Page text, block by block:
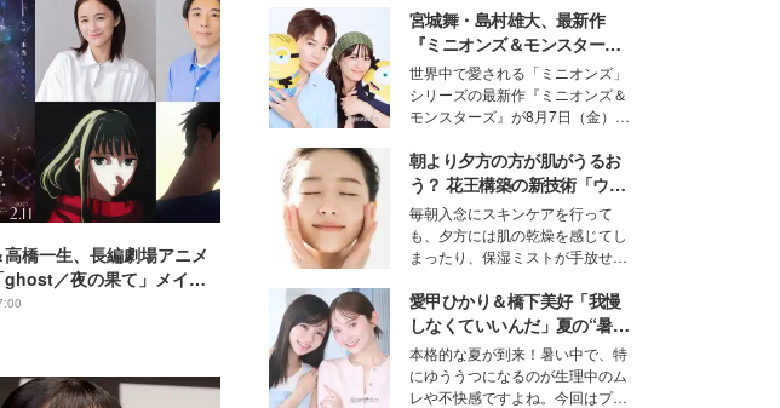
橋一生、長編劇場アニメ
ghost／夜の果て」メイン
に決定「子どもの頃に抱
にはできない沢山の感情
ションの完成度を高めるベースと
して、“髪そのものの美しさ”に改
めて注目する人が増えている様
子。今回は、そんな憧れの艶やか
な髪を日常で叶える、美容好きの
女性たちのヘアケア事情を紹介し
ます。
宮城舞・島村雄大、最新作
『ミニオンズ＆モンスター
ズ』の魅力熱弁 ハチャメチャ
だけじゃない“友情と絆”に感
動
世界中で愛される「ミニオンズ」
シリーズの最新作『ミニオンズ＆
モンスターズ』が8月7日（金）に
ニオン好き”という共通点を持つモ
デルの宮城舞と島村雄大の特別対
談をお届け！それぞれの視点か
ら、今作ならではの魅力や予想外
の感動をもたらす奥深いストーリ
ーについて熱く語り合ってもらっ
た。
朝より夕方の方が肌がうるお
う？ 花王構築の新技術「ウォ
ーターキャプチャリングスキ
ン（捕水肌）」がスキンケア
の常識を変える予感
毎朝入念にスキンケアを行って
も、夕方には肌の乾燥を感じてし
まったり、保湿ミストが手放せな
な美容の常識を大きく変える可能
性を秘めた、革新的な「Water
Capturing Skin（ウォーターキャ
プチャリングスキン：捕水肌）」
技術を、花王が構築した。
愛甲ひかり＆橋下美好「我慢
しなくていいんだ」夏の“暑さ
対策”の新しい選択肢とは？
本格的な夏が到来！暑い中で、特
にゆううつになるのが生理中のム
レや不快感ですよね。今回はプラ